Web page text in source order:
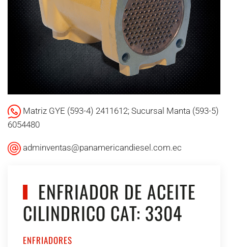
Matriz GYE (593-4) 2411612; Sucursal Manta (593-5)
6054480
adminventas@panamericandiesel.com.ec
ENFRIADOR DE ACEITE
CILINDRICO CAT: 3304
ENFRIADORES